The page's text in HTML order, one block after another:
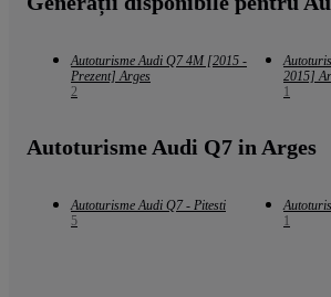
Autoturisme Audi Q7 4M [2015 -
Prezent] Arges
2
2015]
1
Autoturisme Audi Q7 in Arges
Autoturisme Audi Q7 - Pitesti
5
1